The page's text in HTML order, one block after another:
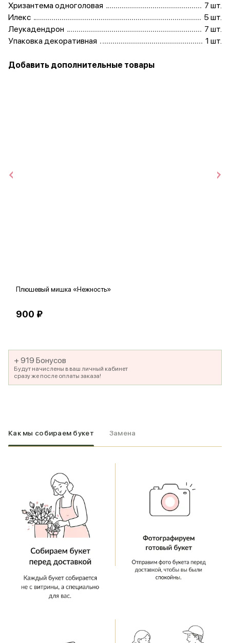
Хризантема одноголовая
7 шт.
Илекс
5 шт.
Леукадендрон
7 шт.
Упаковка декоративная
1 шт.
Добавить дополнительные товары
Плюшевый мишка «Нежность»
900 ₽
+ 919 Бонусов
Будут начислены в ваш личный кабинет
сразу же после оплаты заказа!
Как мы собираем букет Замена